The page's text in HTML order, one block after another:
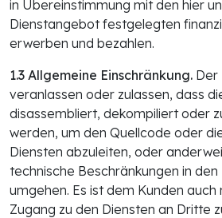
in Übereinstimmung mit den hier
Dienstangebot festgelegten
erwerben und bezahlen.
1.3 Allgemeine Einschränkung. Der
veranlassen oder zulassen, dass
disassembliert, dekompiliert oder
werden, um den Quellcode oder
Diensten abzuleiten, oder
technische Beschränkungen in den
umgehen. Es ist dem Kunden
Zugang zu den Diensten an Dritte